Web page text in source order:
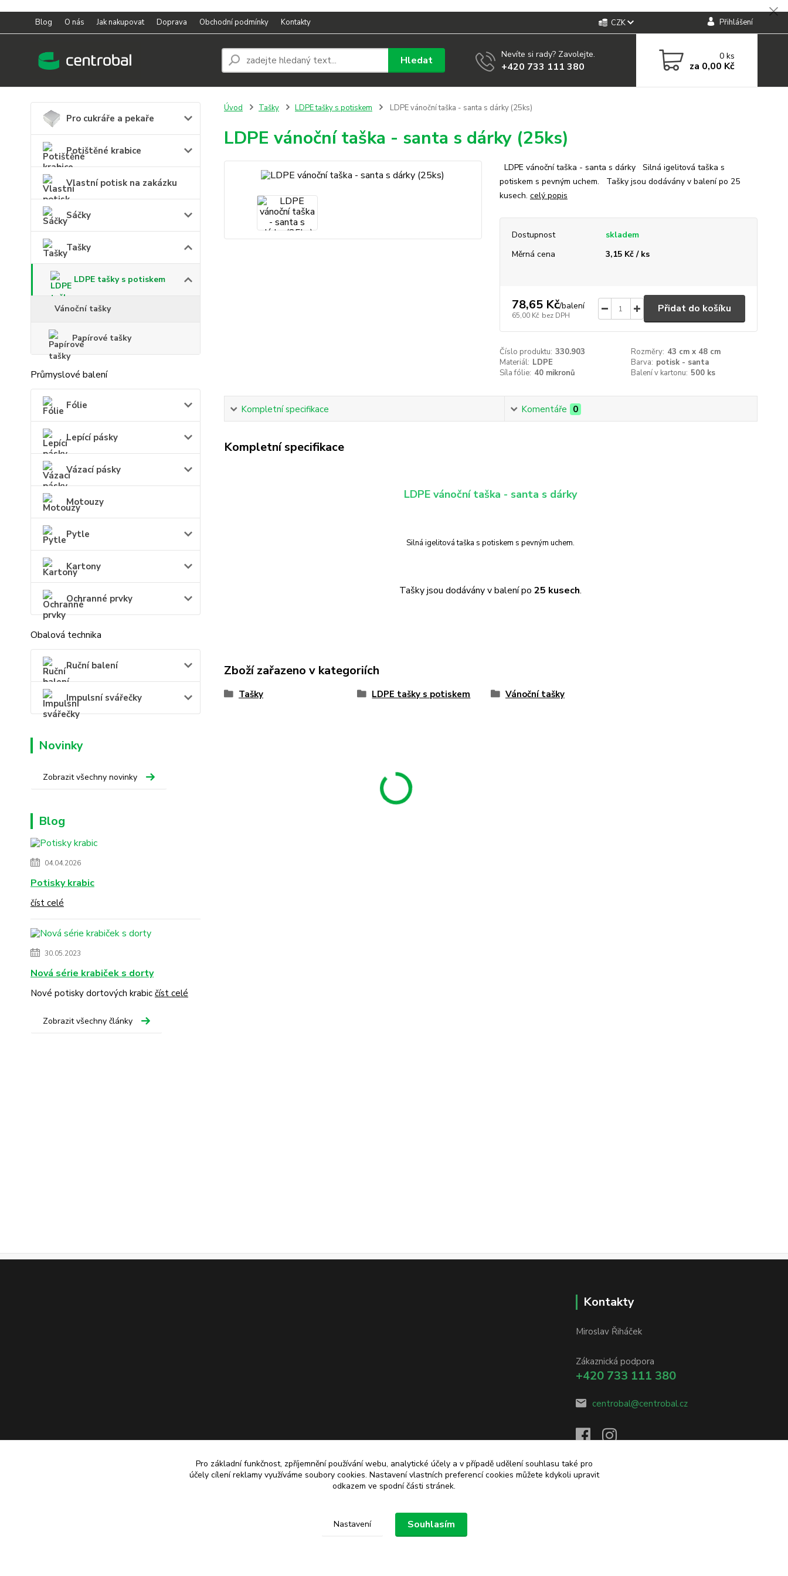
Blog O nás Jak nakupovat Doprava Obchodní podmínky Kontakty CZK Přihlášení
Hledat Nevíte si rady? Zavolejte.
+420 733 111 380
0ks
za 0,00 Kč
Pro cukráře a pekaře
Potištěné krabice
Vlastní potisk na zakázku
Sáčky
Tašky
LDPE tašky s potiskem
Vánoční tašky
Papírové tašky
Průmyslové balení
Fólie
Lepící pásky
Vázací pásky
Motouzy
Pytle
Kartony
Ochranné prvky
Obalová technika
Ruční balení
Impulsní svářečky
Novinky
Zobrazit všechny novinky
Blog
04.04.2026
Potisky krabic
číst celé
30.05.2023
Nová série krabiček s dorty
Nové potisky dortových krabic číst celé
Zobrazit všechny články
Úvod Tašky LDPE tašky s potiskem LDPE vánoční taška - santa s dárky (25ks)
LDPE vánoční taška - santa s dárky (25ks)
LDPE vánoční taška - santa s dárky Silná igelitová taška s
potiskem s pevným uchem. Tašky jsou dodávány v balení po 25
kusech. celý popis
Dostupnost
skladem
Měrná cena
3,15 Kč / ks
78,65 Kč/balení
65,00 Kč bez DPH
Přidat do košíku
Číslo produktu: 330.903 Rozměry: 43 cm x 48 cm
Materiál: LDPE Barva: potisk - santa
Síla fólie: 40 mikronů Balení v kartonu: 500 ks
Kompletní specifikace Komentáře 0
Kompletní specifikace
LDPE vánoční taška - santa s dárky
Silná igelitová taška s potiskem s pevným uchem.
Tašky jsou dodávány v balení po25 kusech.
Zboží zařazeno v kategoriích
Tašky LDPE tašky s potiskem Vánoční tašky
Kontakty
Miroslav Řiháček
Zákaznická podpora
+420 733 111 380
centrobal@centrobal.cz
Pro základní funkčnost, zpříjemnění používání webu, analytické účely a v případě udělení souhlasu také pro
účely cílení reklamy využíváme soubory cookies. Nastavení vlastních preferencí cookies můžete kdykoli upravit
odkazem ve spodní části stránek.
Nastavení Souhlasím